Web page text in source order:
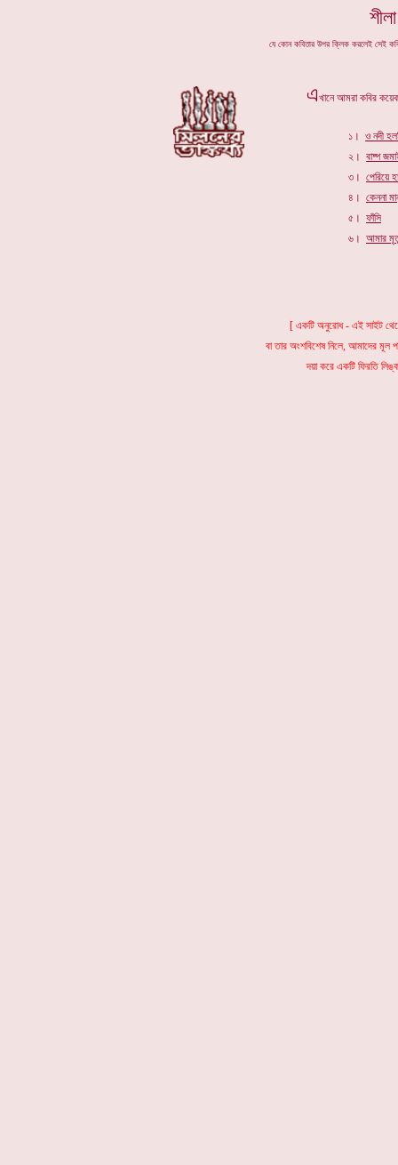
যে কোন কবিতার উপর ক্লিক করলেই সেই
১। ও নদী
২। বাষ্প
৩। পেরিয়ে
৪। কেননা
৫। ফাঁসি
৬। আমার
[ একটি অনুরোধ - এই সাইট
বা তার অংশবিশেষ নিলে, আমাদের মূল
দয়া করে একটি ফিরতি
এখানে আমরা কবির